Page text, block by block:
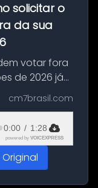
solicitar o
da sua
votar fora
de 2026 já
a partir
pode ser
cm7brasil.com
0:00 / 1:28
powered by VOICEXPRESS
Original